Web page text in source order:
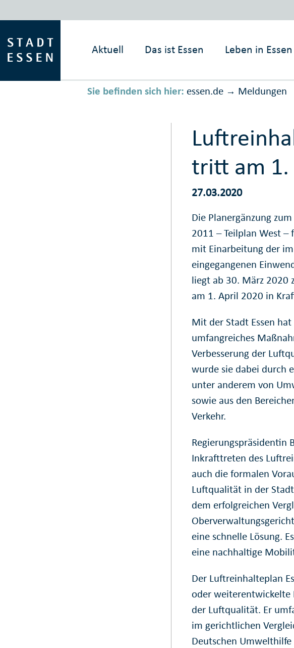
Aktuell Das ist Essen Leben in Essen
Sie befinden sich hier: essen.de → Meldungen
tritt am
27.03.2020
Die Planergänzung
2011 – Teilplan West –
mit Einarbeitung der
eingegangenen
liegt ab 30. März 2020
am 1. April 2020 in
Mit der Stadt Essen
umfangreiches
Verbesserung der
wurde sie dabei durch
unter anderem von
sowie aus den
Verkehr.
Regierungspräsidentin
Inkrafttreten des
auch die formalen
Luftqualität in der
dem erfolgreichen
eine schnelle Lösung.
eine nachhaltige
Der Luftreinhalteplan
oder weiterentwickelte
der Luftqualität. Er
im gerichtlichen
Deutschen Umwelthilfe